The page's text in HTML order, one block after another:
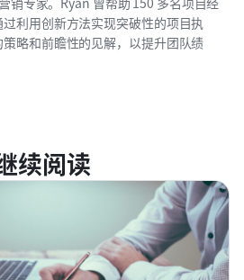
利用创新方法实现突破性的项目执
略和前瞻性的见解，以提升团队绩
续阅读